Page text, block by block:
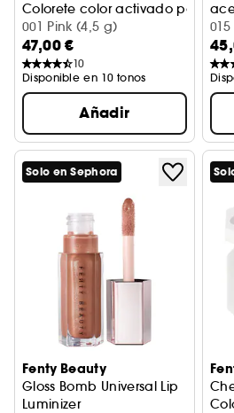
Colorete color activado por el pH
001 Pink (4,5 g)
47,00 €
10
Disponible en 10 tonos
Añadir
Solo en Sephora
Fenty Beauty
Gloss Bomb Universal Lip
Luminizer